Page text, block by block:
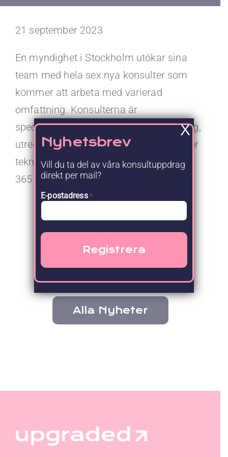
Faq
Portal
21 september 2023
En myndighet i Stockholm utökar sina
team med hela sex nya konsulter som
kommer att arbeta med varierad
omfattning. Konsulterna är
specialiserade inom allt från utvärdering,
utredning och nationella riktlinjer till mer
tekniska färdigheter så som Microsoft
365 och webbplattformar.
Alla Nyheter
Nyhetsbrev
Vill du ta del av våra konsultuppdrag
direkt per mail?
E-postadress *
X